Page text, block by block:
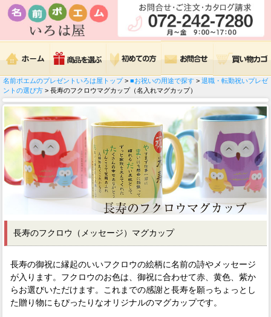
名前ポエムのプレゼントいろは屋トップ> ■お祝いの用途で探す > 退職・転勤祝いプレゼ
ントの選び方 > 長寿のフクロウマグカップ（名入れマグカップ）
長寿のフクロウ（メッセージ）マグカップ
長寿の御祝に縁起のいいフクロウの絵柄に名前の詩やメッセージ
が入ります。フクロウのお色は、御祝に合わせて赤、黄色、紫か
らお選びいただけます。これまでの感謝と長寿を願っちょっとし
た贈り物にもぴったりなオリジナルのマグカップです。